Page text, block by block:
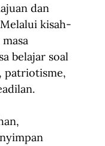
dan
kisah-
belajar soal
patriotisme,